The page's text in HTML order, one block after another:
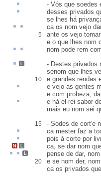
- Vós que soedes
desses privados
se lhes há
caos nom vejo
5
ante os vejo
e o que lhes nom
nom pode rem
- Destes privados
senom que lhes
10
e grandes rendas
e vejo as gentes
e com probeza,
e há el-rei sabor
mais eu nom sei
15
- Sodes de cort'e
ca mester faz a
pois à corte por
ca, se dar nom
pense de dar, nom
20 e se nom der,
ca os privados